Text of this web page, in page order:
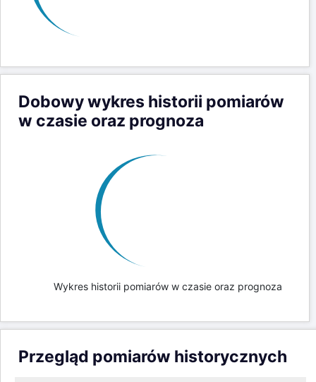
Dobowy wykres historii pomiarów
w czasie oraz prognoza
Wykres historii pomiarów w czasie oraz prognoza
Przegląd pomiarów historycznych